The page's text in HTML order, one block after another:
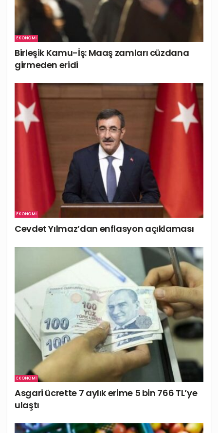
EKONOMI
Birleşik Kamu-İş: Maaş zamları cüzdana
girmeden eridi
EKONOMI
Cevdet Yılmaz’dan enflasyon açıklaması
EKONOMI
Asgari ücrette 7 aylık erime 5 bin 766 TL’ye
ulaştı